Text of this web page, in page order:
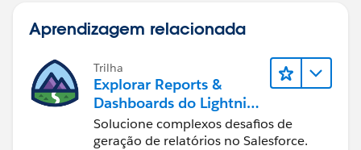
Aprendizagem relacionada
Trilha
Explorar Reports &
Dashboards do Lightning
Experience
Solucione complexos desafios de
geração de relatórios no Salesforce.